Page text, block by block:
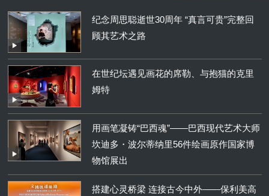
纪念周思聪逝世30周年 “真言可贵”完整回
顾其艺术之路
在世纪坛遇见画花的席勒、与抱猫的克里
姆特
用画笔凝铸“巴西魂”——巴西现代艺术大师
坎迪多・波尔蒂纳里56件绘画原作国家博
物馆展出
搭建心灵桥梁 连接古今中外——保利美高